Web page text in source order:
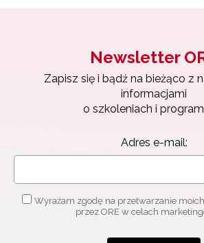
Newsletter
Zapisz się i bądź na bieżąco z
informacjami
o szkoleniach i
Adres e-mail:
Wyrażam zgodę na przetwarzanie
przez ORE w celach